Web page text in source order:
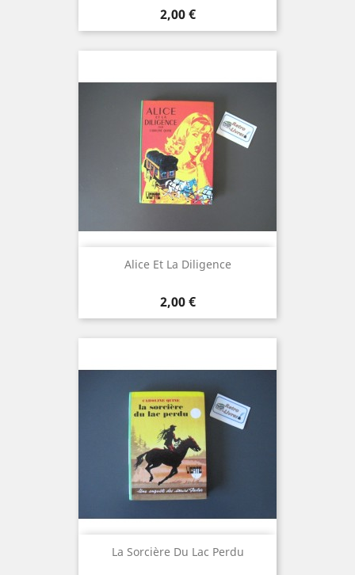
Prix
2,00 €
Alice Et La Diligence
Prix
2,00 €
La Sorcière Du Lac Perdu